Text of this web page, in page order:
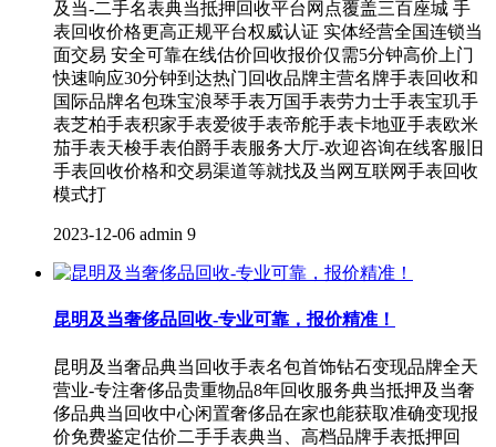
及当-二手名表典当抵押回收平台网点覆盖三百座城 手
表回收价格更高正规平台权威认证 实体经营全国连锁当
面交易 安全可靠在线估价回收报价仅需5分钟高价上门
快速响应30分钟到达热门回收品牌主营名牌手表回收和
国际品牌名包珠宝浪琴手表万国手表劳力士手表宝玑手
表芝柏手表积家手表爱彼手表帝舵手表卡地亚手表欧米
茄手表天梭手表伯爵手表服务大厅-欢迎咨询在线客服旧
手表回收价格和交易渠道等就找及当网互联网手表回收
模式打
2023-12-06 admin 9
昆明及当奢侈品回收-专业可靠，报价精准！
昆明及当奢品典当回收手表名包首饰钻石变现品牌全天
营业-专注奢侈品贵重物品8年回收服务典当抵押及当奢
侈品典当回收中心闲置奢侈品在家也能获取准确变现报
价免费鉴定估价二手手表典当、高档品牌手表抵押回